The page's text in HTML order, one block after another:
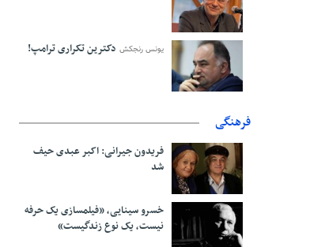
یونس رنجکش دکترین تکراری ترامپ!
فرهنگی
فریدون جیرانی: اکبر عبدی حیف
شد
خسرو سینایی، «فیلمسازی یک حرفه
نیست، یک نوع زندگیست»